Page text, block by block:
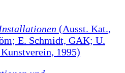
(Ausst. Kat.,
E. Schmidt, GAK; U.
1995)